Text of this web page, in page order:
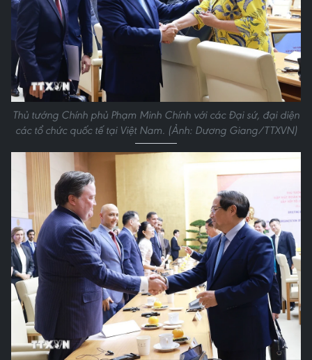
Thủ tướng Chính phủ Phạm Minh Chính với các Đại sứ, đại diện
các tổ chức quốc tế tại Việt Nam. (Ảnh: Dương Giang/TTXVN)